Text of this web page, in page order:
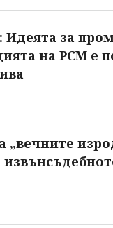
Идеята за
на РСМ е
„вечните